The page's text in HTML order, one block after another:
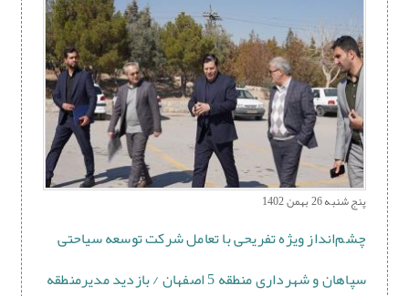
پنج شنبه 26 بهمن 1402
چشم‌انداز ویژه تفریحی با تعامل شرکت توسعه سیاحتی
سپاهان و شهرداری منطقه 5 اصفهان / بازدید مدیرمنطقه